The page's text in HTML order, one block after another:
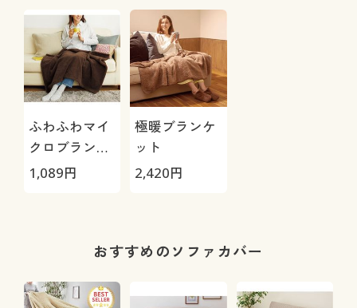
ふわふわマイ
クロブランケ
ット
1,089円
極暖ブランケ
ット
2,420円
おすすめのソファカバー